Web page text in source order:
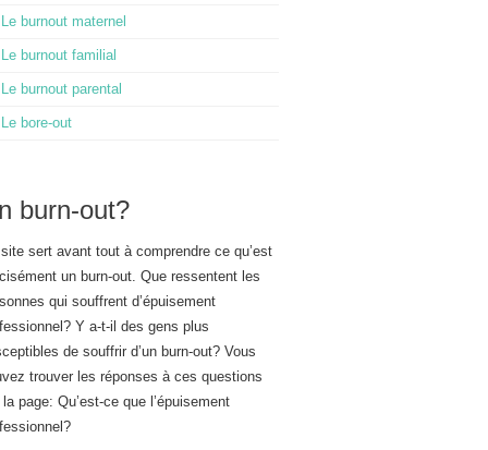
Le burnout maternel
Le burnout familial
Le burnout parental
Le bore-out
burn-out?
sert avant tout à comprendre ce qu’est
un burn-out. Que ressentent les
qui souffrent d’épuisement
Y a-t-il des gens plus
de souffrir d’un burn-out? Vous
trouver les réponses à ces questions
page: Qu’est-ce que l’épuisement